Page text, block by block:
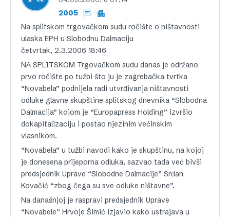
2005
Na splitskom trgovačkom sudu ročište o ništavnosti
ulaska EPH u Slobodnu Dalmaciju
četvrtak, 2.3.2006 18:46
NA SPLITSKOM Trgovačkom sudu danas je održano
prvo ročište po tužbi što ju je zagrebačka tvrtka
“Novabela” podnijela radi utvrđivanja ništavnosti
odluke glavne skupštine splitskog dnevnika “Slobodna
Dalmacija” kojom je “Europapress Holding” izvršio
dokapitalizaciju i postao njezinim većinskim
vlasnikom.
“Novabela” u tužbi navodi kako je skupštinu, na kojoj
je donesena prijeporna odluka, sazvao tada već bivši
predsjednik Uprave “Slobodne Dalmacije” Srđan
Kovačić “zbog čega su sve odluke ništavne”.
Na današnjoj je raspravi predsjednik Uprave
“Novabele” Hrvoje Šimić izjavio kako ustrajava u